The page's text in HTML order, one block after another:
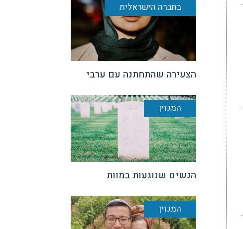
בחברה הישראלית
הצעירה שהתחתנה עם ערבי
המגזין
הנשים שנוגעות במוות
המגזין